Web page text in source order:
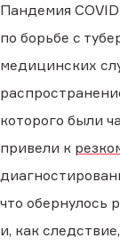
Пандемия
по борьбе с
медицинских
которого были
привели к
что обернулось
и, как